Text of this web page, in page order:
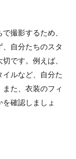
撮影するため、
自分たちのスタ
です。例えば、
ルなど、自分た
た、衣装のフィ
確認しましょ